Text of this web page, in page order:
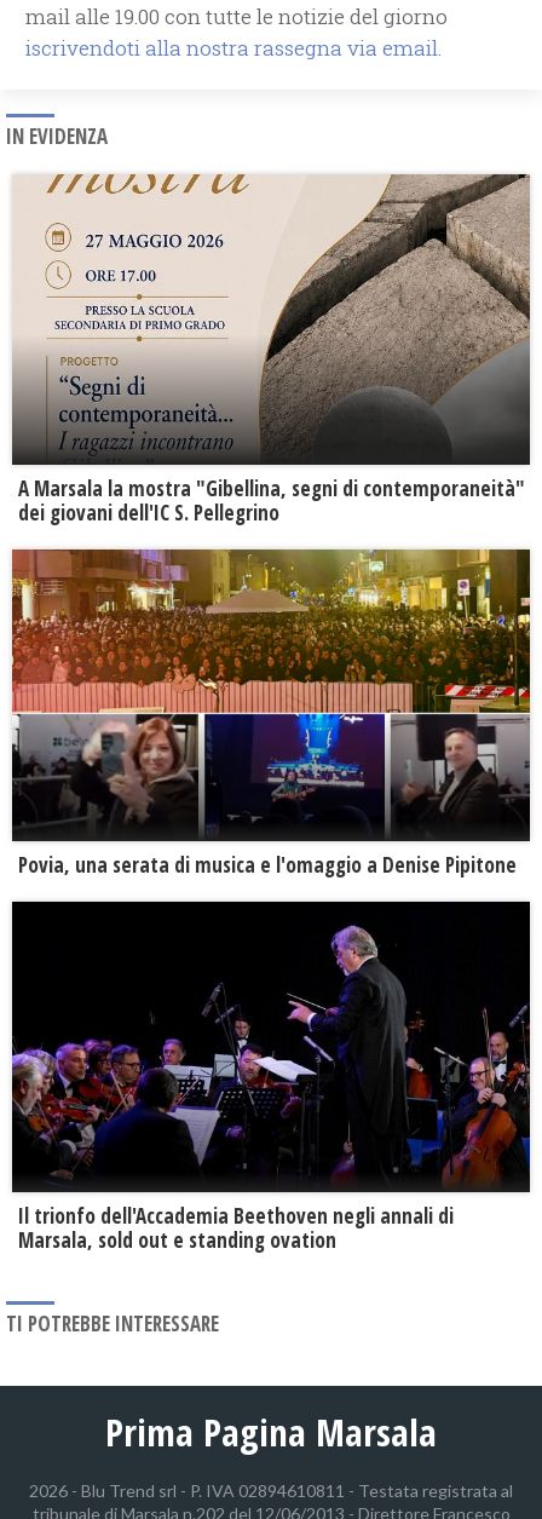
mail alle 19.00 con tutte le notizie del giorno
iscrivendoti alla nostra rassegna via email.
IN EVIDENZA
A Marsala la mostra "Gibellina, segni di contemporaneità"
dei giovani dell'IC S. Pellegrino
Povia, una serata di musica e l'omaggio a Denise Pipitone
Il trionfo dell'Accademia Beethoven negli annali di
Marsala, sold out e standing ovation
TI POTREBBE INTERESSARE
Prima Pagina Marsala
2026 - Blu Trend srl - P. IVA 02894610811 - Testata registrata al
tribunale di Marsala n.202 del 12/06/2013 - Direttore Francesco